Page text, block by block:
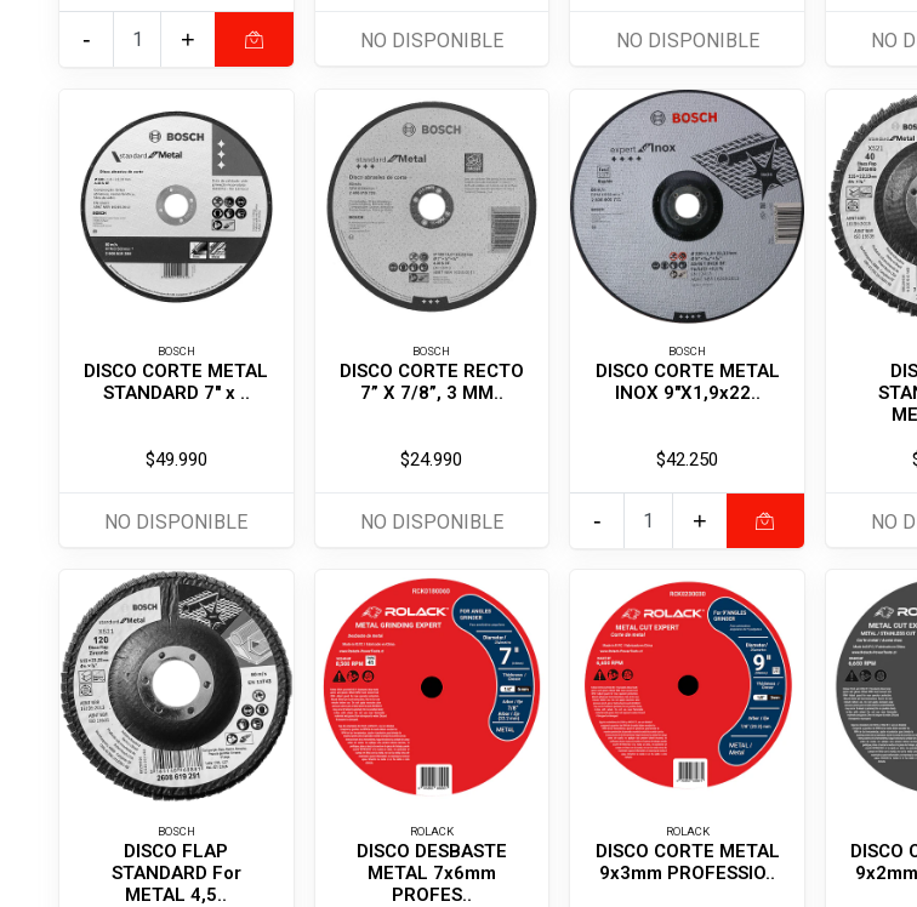
+
- NO DISPONIBLE NO DISPONIBLE NO
BOSCH
DISCO CORTE METAL
STANDARD 7'' x ..
$49.990
NO DISPONIBLE
BOSCH
DISCO CORTE RECTO
7” X 7/8”, 3 MM..
$24.990
NO DISPONIBLE
BOSCH
DISCO CORTE METAL
INOX 9"X1,9x22..
$42.250
+
- NO
BOSCH
DISCO FLAP
STANDARD For
METAL 4,5..
ROLACK
DISCO DESBASTE
METAL 7x6mm
PROFES..
ROLACK
DISCO CORTE METAL
9x3mm PROFESSIO..
DISCO